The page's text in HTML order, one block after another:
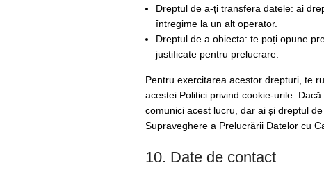
Dreptul de a-ți transfera datele: ai
întregime la un alt operator.
Dreptul de a obiecta: te poți opune
justificate pentru prelucrare.
Pentru exercitarea acestor drepturi, te
acestei Politici privind cookie-urile.
comunici acest lucru, dar ai și dreptul
Supraveghere a Prelucrării Datelor cu
10. Date de contact